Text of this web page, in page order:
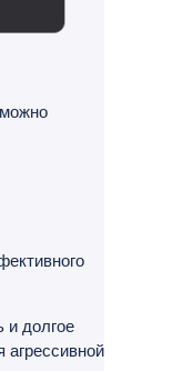
и долгое
агрессивной